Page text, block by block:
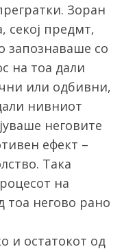
Зоран
секој предмт,
запознаваше со
на тоа дали
или одбивни,
нивниот
неговите
ефект –
Така
на
тоа негово рано
и остатокот од